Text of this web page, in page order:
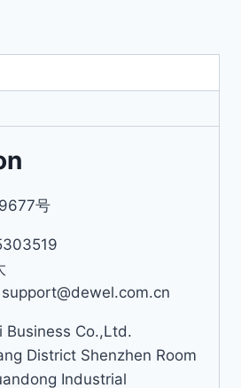
号
support@dewel.com.cn
Business Co.,Ltd.
District Shenzhen Room
Industrial